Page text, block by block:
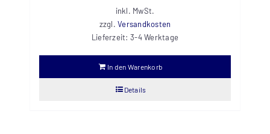
inkl. MwSt.
zzgl.Versandkosten
Lieferzeit: 3-4 Werktage
In den Warenkorb
Details